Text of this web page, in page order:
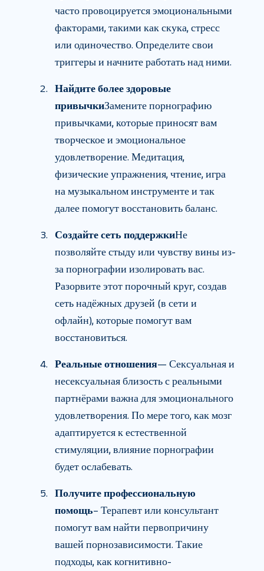
часто провоцируется эмоциональными
факторами, такими как скука, стресс
или одиночество. Определите свои
триггеры и начните работать над ними.
Найдите более здоровые
привычкиЗамените порнографию
привычками, которые приносят вам
творческое и эмоциональное
удовлетворение. Медитация,
физические упражнения, чтение, игра
на музыкальном инструменте и так
далее помогут восстановить баланс.
Создайте сеть поддержкиНе
позволяйте стыду или чувству вины из-
за порнографии изолировать вас.
Разорвите этот порочный круг, создав
сеть надёжных друзей (в сети и
офлайн), которые помогут вам
восстановиться.
Реальные отношения— Сексуальная и
несексуальная близость с реальными
партнёрами важна для эмоционального
удовлетворения. По мере того, как мозг
адаптируется к естественной
стимуляции, влияние порнографии
будет ослабевать.
Получите профессиональную
помощь– Терапевт или консультант
помогут вам найти первопричину
вашей порнозависимости. Такие
подходы, как когнитивно-